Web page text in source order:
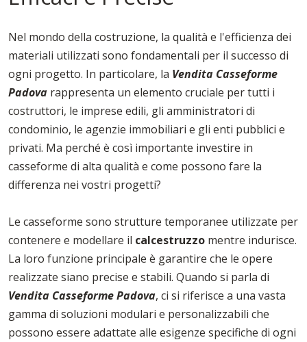
Nel mondo della costruzione, la qualità e l'efficienza dei
materiali utilizzati sono fondamentali per il successo di
ogni progetto. In particolare, la Vendita Casseforme
Padova rappresenta un elemento cruciale per tutti i
costruttori, le imprese edili, gli amministratori di
condominio, le agenzie immobiliari e gli enti pubblici e
privati. Ma perché è così importante investire in
casseforme di alta qualità e come possono fare la
differenza nei vostri progetti?
Le casseforme sono strutture temporanee utilizzate per
contenere e modellare il calcestruzzo mentre indurisce.
La loro funzione principale è garantire che le opere
realizzate siano precise e stabili. Quando si parla di
Vendita Casseforme Padova, ci si riferisce a una vasta
gamma di soluzioni modulari e personalizzabili che
possono essere adattate alle esigenze specifiche di ogni